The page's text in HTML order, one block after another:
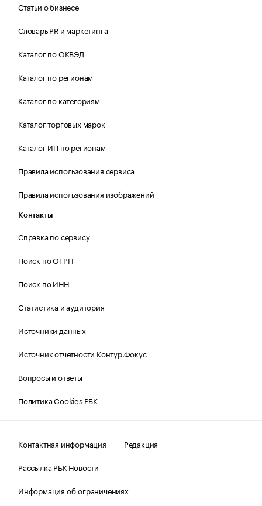
Статьи о бизнесе
Словарь PR и маркетинга
Каталог по ОКВЭД
Каталог по регионам
Каталог по категориям
Каталог торговых марок
Каталог ИП по регионам
Правила использования сервиса
Правила использования изображений
Контакты
Справка по сервису
Поиск по ОГРН
Поиск по ИНН
Статистика и аудитория
Источники данных
Источник отчетности Контур.Фокус
Вопросы и ответы
Политика Cookies РБК
Контактная информация
Редакция
Рассылка РБК Новости
Информация об ограничениях